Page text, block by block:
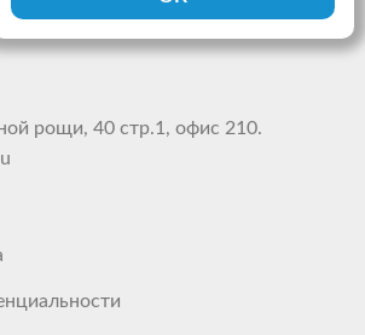
рощи, 40 стр.1, офис 210.